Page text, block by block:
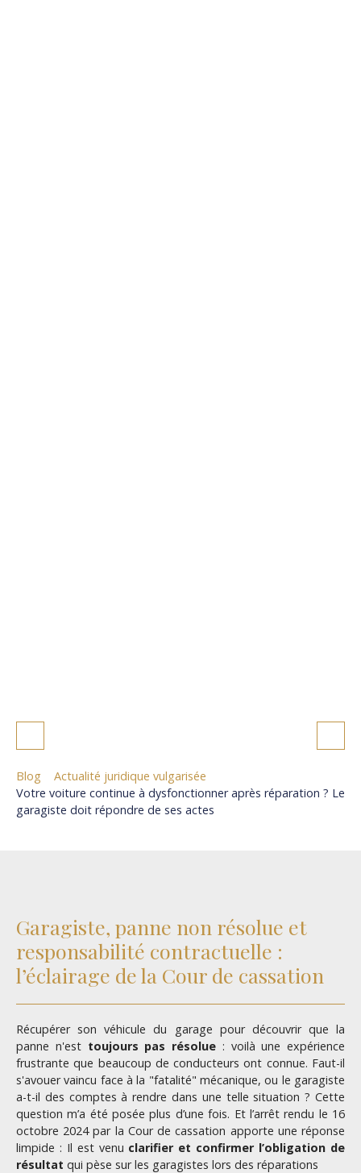
Blog
Actualité juridique vulgarisée
Votre voiture continue à dysfonctionner après réparation ? Le
garagiste doit répondre de ses actes
Garagiste, panne non résolue et
responsabilité contractuelle :
l’éclairage de la Cour de cassation
Récupérer son véhicule du garage pour découvrir que la
panne n'est toujours pas résolue : voilà une expérience
frustrante que beaucoup de conducteurs ont connue. Faut-il
s'avouer vaincu face à la "fatalité" mécanique, ou le garagiste
a-t-il des comptes à rendre dans une telle situation ? Cette
question m’a été posée plus d’une fois. Et l’arrêt rendu le 16
octobre 2024 par la Cour de cassation apporte une réponse
limpide : Il est venu clarifier et confirmer l’obligation de
résultat qui pèse sur les garagistes lors des réparations